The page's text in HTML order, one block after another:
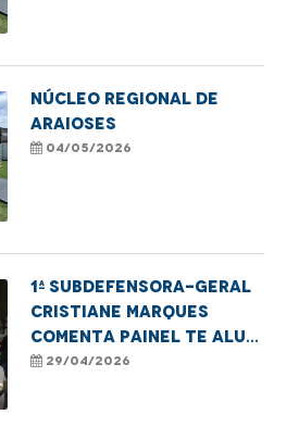
NÚCLEO REGIONAL DE
ARAIOSES
04/05/2026
1ª subdefensora-geral
Cristiane Marques
comenta painel Te Alui,
Mulher sobre inclusão
29/04/2026